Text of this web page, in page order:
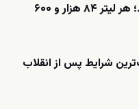
قیمت بنزین سوپر وارداتی اعلام شد؛ هر لیتر ۸۴ هزار و ۶۰۰
شرایط پس از انقلاب